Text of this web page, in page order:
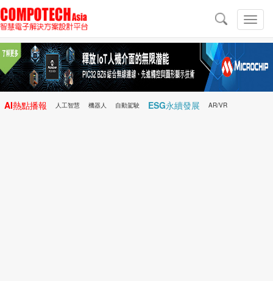
切
換
導
導
航
AI熱點播報 人工智慧 機器人 自動駕駛 ESG永續發展 AR/VR